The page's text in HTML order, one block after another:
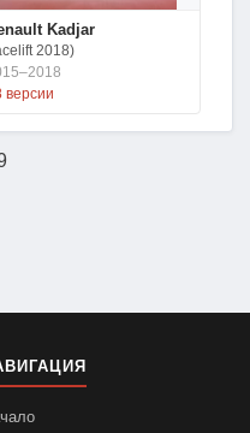
Kadjar
2018)
версии